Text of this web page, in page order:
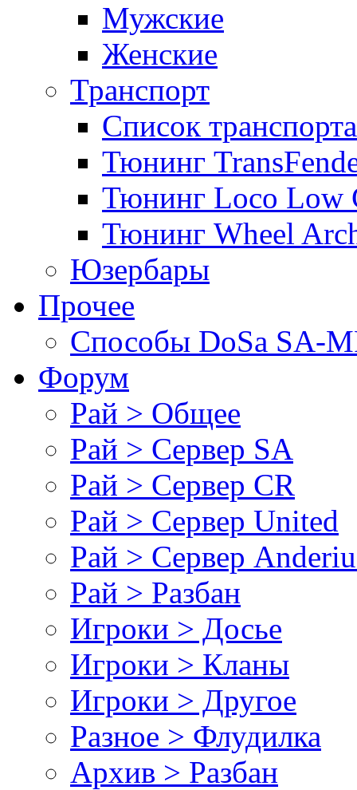
Мужские
Женские
Транспорт
Список транспорта
Тюнинг
Тюнинг Loco Low
Тюнинг Wheel
Юзербары
Прочее
Cпособы DoSа SA-
Форум
Рай > Общее
Рай > Сервер SA
Рай > Сервер CR
Рай > Сервер United
Рай > Сервер
Рай > Разбан
Игроки > Досье
Игроки > Кланы
Игроки > Другое
Разное > Флудилка
Архив > Разбан